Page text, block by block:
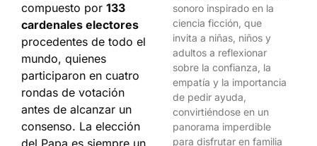
compuesto por 133
cardenales electores
procedentes de todo el
mundo, quienes
participaron en cuatro
rondas de votación
antes de alcanzar un
consenso. La elección
sonoro inspirado en la
ciencia ficción, que
invita a niñas, niños y
adultos a reflexionar
sobre la confianza, la
empatía y la importancia
de pedir ayuda,
convirtiéndose en un
panorama imperdible
para disfrutar en familia